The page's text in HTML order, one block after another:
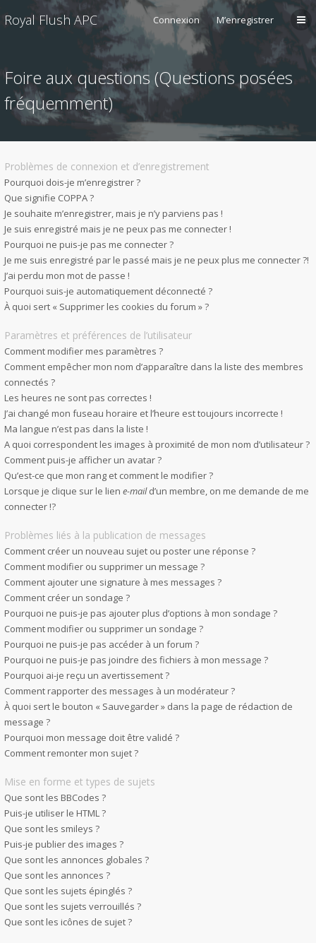
Royal Flush APC Connexion M’enregistrer
Foire aux questions (Questions posées
fréquemment)
Problèmes de connexion et d’enregistrement
Pourquoi dois-je m’enregistrer ?
Que signifie COPPA ?
Je souhaite m’enregistrer, mais je n’y parviens pas !
Je suis enregistré mais je ne peux pas me connecter !
Pourquoi ne puis-je pas me connecter ?
Je me suis enregistré par le passé mais je ne peux plus me connecter ?!
J’ai perdu mon mot de passe !
Pourquoi suis-je automatiquement déconnecté ?
À quoi sert « Supprimer les cookies du forum » ?
Paramètres et préférences de l’utilisateur
Comment modifier mes paramètres ?
Comment empêcher mon nom d’apparaître dans la liste des membres
connectés ?
Les heures ne sont pas correctes !
J’ai changé mon fuseau horaire et l’heure est toujours incorrecte !
Ma langue n’est pas dans la liste !
A quoi correspondent les images à proximité de mon nom d’utilisateur ?
Comment puis-je afficher un avatar ?
Qu’est-ce que mon rang et comment le modifier ?
Lorsque je clique sur le lien e-maild’un membre, on me demande de me
connecter !?
Problèmes liés à la publication de messages
Comment créer un nouveau sujet ou poster une réponse ?
Comment modifier ou supprimer un message ?
Comment ajouter une signature à mes messages ?
Comment créer un sondage ?
Pourquoi ne puis-je pas ajouter plus d’options à mon sondage ?
Comment modifier ou supprimer un sondage ?
Pourquoi ne puis-je pas accéder à un forum ?
Pourquoi ne puis-je pas joindre des fichiers à mon message ?
Pourquoi ai-je reçu un avertissement ?
Comment rapporter des messages à un modérateur ?
À quoi sert le bouton « Sauvegarder » dans la page de rédaction de
message ?
Pourquoi mon message doit être validé ?
Comment remonter mon sujet ?
Mise en forme et types de sujets
Que sont les BBCodes ?
Puis-je utiliser le HTML ?
Que sont les smileys ?
Puis-je publier des images ?
Que sont les annonces globales ?
Que sont les annonces ?
Que sont les sujets épinglés ?
Que sont les sujets verrouillés ?
Que sont les icônes de sujet ?